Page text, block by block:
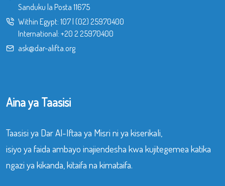
Sanduku la Posta 11675
Within Egypt: 107| (02) 25970400
International: +20 2 25970400
ask@dar-alifta.org
Aina ya Taasisi
Taasisi ya Dar Al-Iftaa ya Misri ni ya kiserikali,
isiyo ya faida ambayo inajiendesha kwa kujitegemea katika
ngazi ya kikanda, kitaifa na kimataifa.